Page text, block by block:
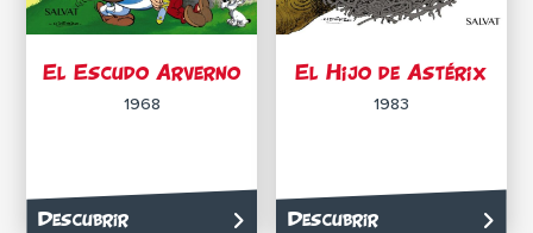
El Escudo Arverno
1968
Descubrir
El Hijo de Astérix
1983
Descubrir